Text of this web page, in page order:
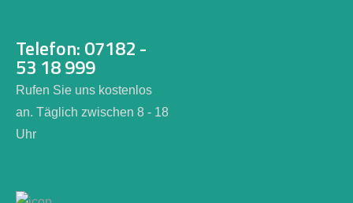
Telefon: 07182 -
53 18 999
Rufen Sie uns kostenlos
an. Täglich zwischen 8 - 18
Uhr